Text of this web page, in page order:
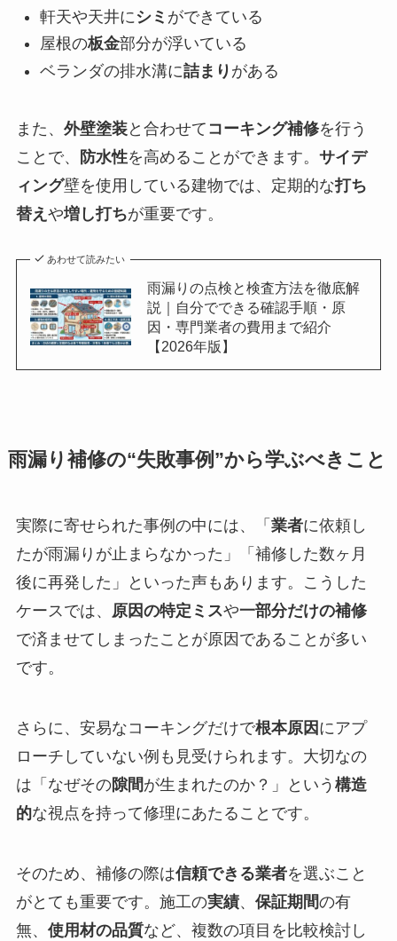
軒天や天井に シミ ができている
屋根の板金部分が浮いている
ベランダの排水溝に詰まり がある
また、 外壁塗装と合わせて コーキング補修を行う
ことで、
防水性を高めることができます。 サイデ
ィング壁を使用している建物では、定期的な打ち
替え や増し打ちが重要です。
あわせて読みたい
雨漏りの点検と検査方法を徹底解
説｜自分でできる確認手順・原
因・専門業者の費用まで紹介
【2026年版】
雨漏り補修の“失敗事例”から学ぶべきこと
実際に寄せられた事例の中には、「 業者に依頼し
たが雨漏りが止まらなかった」「補修した数ヶ月
後に再発した」といった声もあります。こうした
ケースでは、 原因の特定ミスや一部分だけの補修
で済ませてしまったことが原因であることが多い
です。
さらに、安易なコーキングだけで根本原因 にアプ
ローチしていない例も見受けられます。大切なの
は「なぜその隙間が生まれたのか？」という 構造
的な視点を持って修理にあたることです。
そのため、補修の際は信頼できる業者を選ぶこと
がとても重要です。施工の実績、 保証期間の有
無、 使用材の品質など、複数の項目を比較検討し